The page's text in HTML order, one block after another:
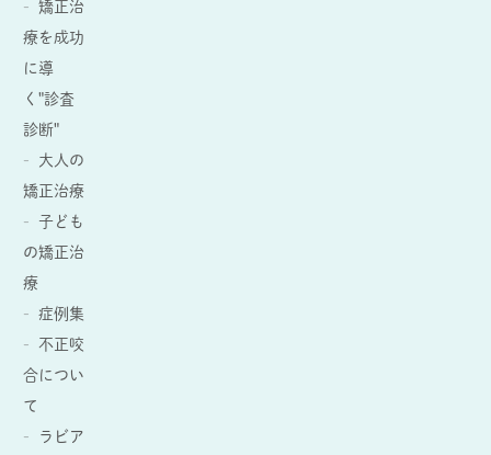
矯正治
療を成功
に導
く"診査
診断"
大人の
矯正治療
子ども
の矯正治
療
症例集
不正咬
合につい
て
ラビア